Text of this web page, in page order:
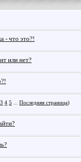
- что это?!
или нет?
3 4 5 Последняя страница)